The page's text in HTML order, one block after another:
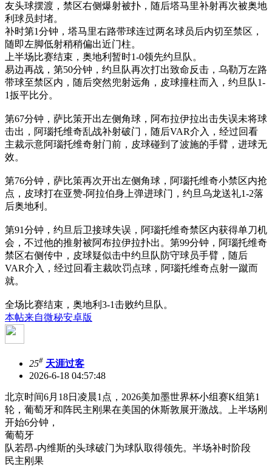
友头球摆渡，禁区右侧爆射被扑，随后塔马里补射再次被奥地
利球员封堵。
补时第1分钟，塔马里右路带球连过两名球员后内切至禁区，
随即左脚低射稍稍偏出近门柱。
上半场比赛结束，奥地利暂时1-0领先约旦队。
易边再战，第50分钟，约旦队再次打出致命反击，乌勒万左路
带球至禁区内，随后突然兜射远角，皮球撞柱而入，约旦队1-
1扳平比分。
第67分钟，萨比策开出左侧角球，阿布拉伊拉出击失误未将球
击出，阿瑙托维奇乱战补射破门，随后VAR介入，经过回看
主裁示意阿瑙托维奇射门前，皮球碰到了波施的手臂，进球无
效。
第76分钟，萨比策再次开出左侧角球，阿瑙托维奇小禁区内抢
点，皮球打在亚赞-阿拉伯身上弹进球门，约旦乌龙送礼1-2落
后奥地利。
第91分钟，约旦后卫接球失误，阿瑙托维奇禁区内获得单刀机
会，不过他的推射被阿布拉伊拉扑出。第99分钟，阿瑙托维奇
禁区右侧传中，皮球疑似击中约旦队防守球员手臂，随后
VAR介入，经过回看主裁吹罚点球，阿瑙托维奇点射一蹴而
就。
全场比赛结束，奥地利3-1击败约旦队。
本帖来自微秘安卓版
25# 天涯过客
2026-6-18 04:57:48
北京时间6月18日凌晨1点，2026美加墨世界杯小组赛K组第1
轮，葡萄牙和阵民主刚果在美国的休斯敦展开激战。上半场刚
开始6分钟，
葡萄牙
队若昂-内维斯的头球破门为球队取得领先。半场补时阶段
民主刚果